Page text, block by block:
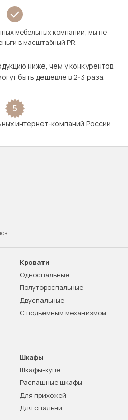
мебельных компаний, мы не
в масштабный PR.
ниже, чем у конкурентов.
быть дешевле в 2-3 раза.
5
интернет-компаний России
Кровати
Односпальные
Полутороспальные
Двуспальные
С подъемным механизмом
Шкафы
Шкафы-купе
Распашные шкафы
Для прихожей
Для спальни